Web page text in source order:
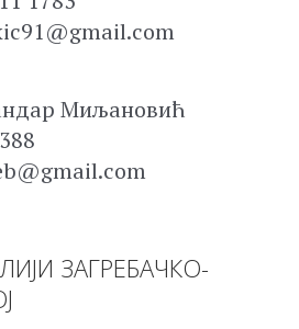
Миљановић
ЗАГРЕБАЧКО-